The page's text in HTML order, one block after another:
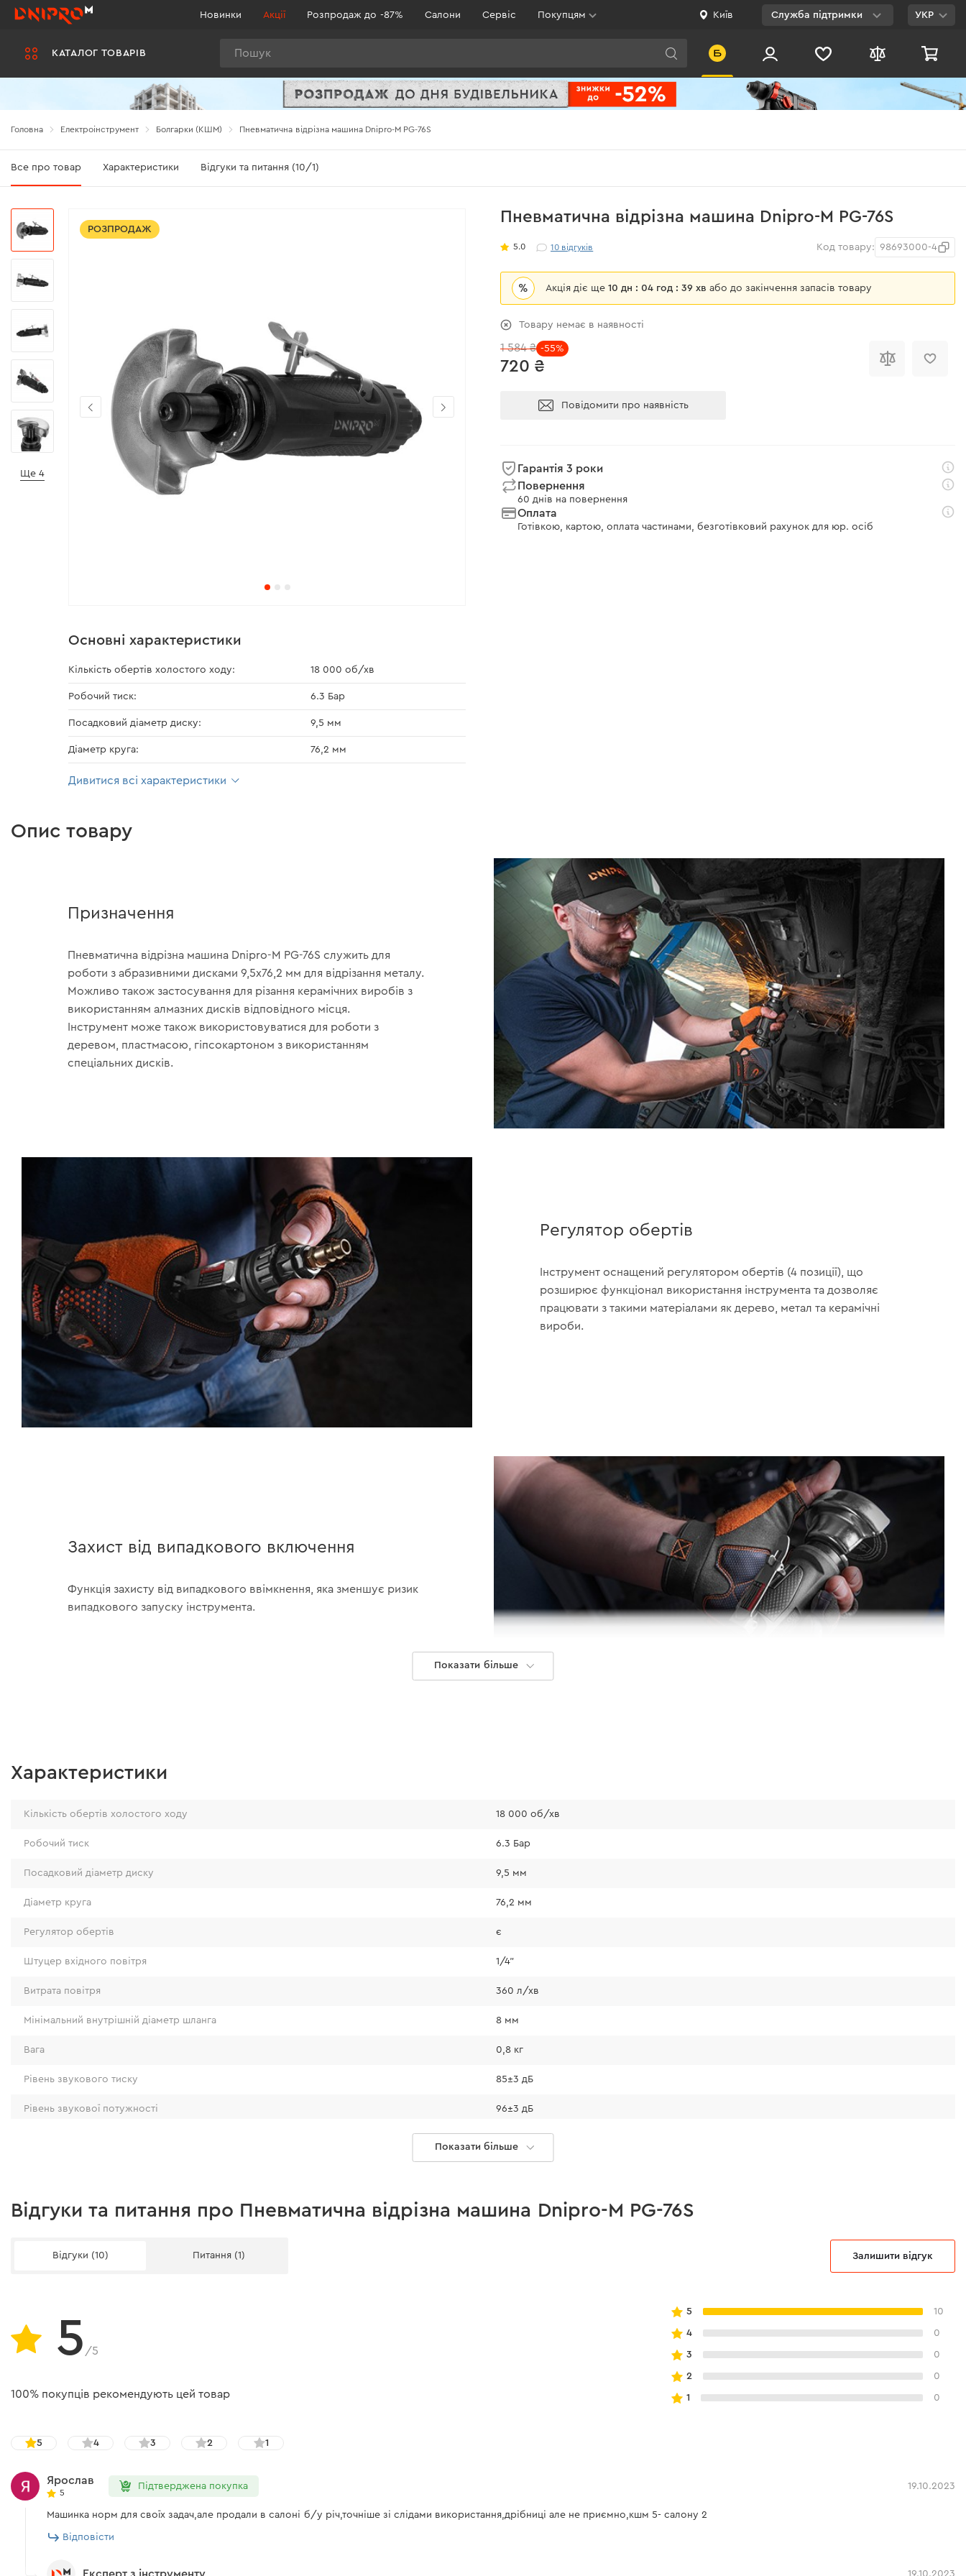
КАТАЛОГ ТОВАРІВ
Новинки Акції Розпродаж до -87% Салони Сервіс Покупцям Київ Служба підтримки
Viber
0 800 200 500
УКР
Головна Електроінструмент Болгарки (КШМ) Пневматична відрізна машина Dnipro-M PG-76S
Все про товар Характеристики Відгуки та питання (10/1)
Пневматична відрізна машина Dnipro-M PG-76S
5.0 10 відгуків Код товару: 98693000-4
% Акція діє ще10 дн : 04 год : 39 хвабо до закінчення запасів товару
Товару немає в наявності
720 ₴
1 584 ₴ -55%
Повідомити про наявність
Гарантія 3 роки
Повернення
60 днів на повернення
Оплата
Готівкою, картою, оплата частинами, безготівковий рахунок для юр. осіб
Ще 4
РОЗПРОДАЖ
Основні характеристики
Кількість обертів холостого ходу: 18 000 об/хв
Робочий тиск: 6.3 Бар
Посадковий діаметр диску: 9,5 мм
Діаметр круга: 76,2 мм
Дивитися всі характеристики
Опис товару
Призначення
Пневматична відрізна машина Dnipro-M PG-76S служить для
роботи з абразивними дисками 9,5х76,2 мм для відрізання металу.
Можливо також застосування для різання керамічних виробів з
використанням алмазних дисків відповідного місця.
Інструмент може також використовуватися для роботи з
деревом, пластмасою, гіпсокартоном з використанням
спеціальних дисків.
Регулятор обертів
Інструмент оснащений регулятором обертів (4 позиції), що
розширює функціонал використання інструмента та дозволяє
працювати з такими матеріалами як дерево, метал та керамічні
вироби.
Захист від випадкового включення
Функція захисту від випадкового ввімкнення, яка зменшує ризик
випадкового запуску інструмента.
Показати більше
Характеристики
Кількість обертів холостого ходу 18 000 об/хв
Робочий тиск 6.3 Бар
Посадковий діаметр диску 9,5 мм
Діаметр круга 76,2 мм
Регулятор обертів є
Штуцер вхідного повітря 1/4"
Витрата повітря 360 л/хв
Мінімальний внутрішній діаметр шланга 8 мм
Вага 0,8 кг
Рівень звукового тиску 85±3 дБ
Рівень звукової потужності 96±3 дБ
Комплектація
Шестигранний ключ 5 мм
Ключ 14 мм
Загальні правила техніки безпеки
Інструкція користувача
Показати більше
Відгуки та питання про Пневматична відрізна машина Dnipro-M PG-76S
Відгуки (10) Питання (1) Залишити відгук
5 /5
100% покупців рекомендують цей товар
5 10
4 0
3 0
2 0
1 0
5 4 3 2 1
Ярослав
5
Підтверджена покупка 19.10.2023
Машинка норм для своїх задач,але продали в салоні б/у річ,точніше зі слідами використання,дрібниці але не приємно,кшм 5- салону 2
Відповісти
Експерт з інструменту 19.10.2023